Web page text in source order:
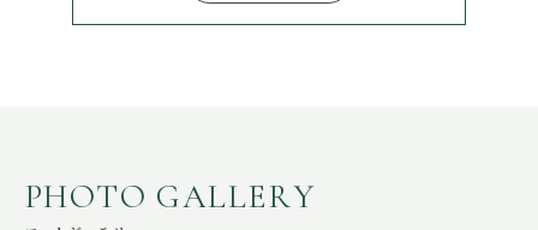
PHOTO GALLERY